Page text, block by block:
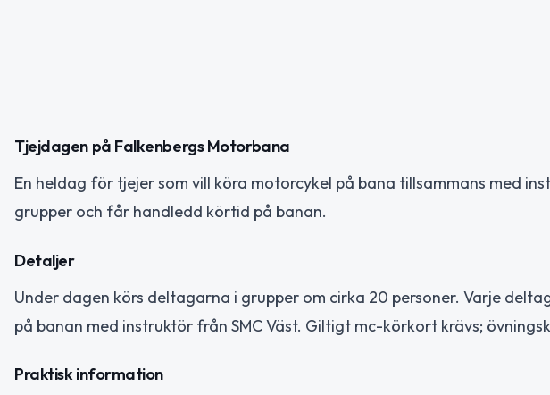
Tjejdagen på Falkenbergs Motorbana
En heldag för tjejer som vill köra motorcykel på bana tillsammans med
grupper och får handledd körtid på banan.
Detaljer
Under dagen körs deltagarna i grupper om cirka 20 personer. Varje
på banan med instruktör från SMC Väst. Giltigt mc-körkort krävs;
Praktisk information